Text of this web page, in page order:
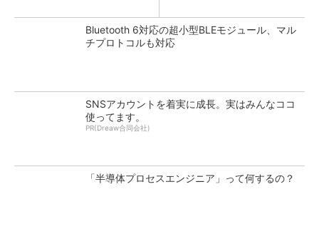
Bluetooth 6対応の超小型BLEモジュール、マル
チプロトコルも対応
SNSアカウントを着実に成長。実はみんなココ
使ってます。
PR(Dreaw合同会社)
「半導体プロセスエンジニア」って何するの？